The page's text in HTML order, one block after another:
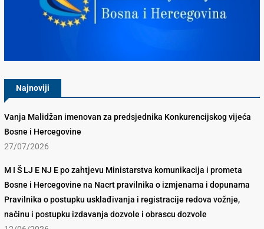
Najnoviji
Vanja Malidžan imenovan za predsjednika Konkurencijskog vijeća
Bosne i Hercegovine
27/07/2026
M I Š LJ E NJ E po zahtjevu Ministarstva komunikacija i prometa
Bosne i Hercegovine na Nacrt pravilnika o izmjenama i dopunama
Pravilnika o postupku usklađivanja i registracije redova vožnje,
načinu i postupku izdavanja dozvole i obrascu dozvole